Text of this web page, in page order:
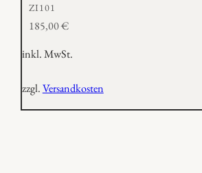
ZI101
185,00€
inkl. MwSt.
zzgl.Versandkosten